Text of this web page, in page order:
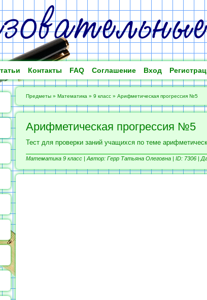
Контакты FAQ Соглашение Вход
Предметы » Математика » 9 класс » Арифметическая прогрессия №5
Арифметическая прогрессия №5
Тест для проверки заний учащихся по теме
Математика 9 класс | Автор: Герр Татьяна Олеговна | ID: 7306 |